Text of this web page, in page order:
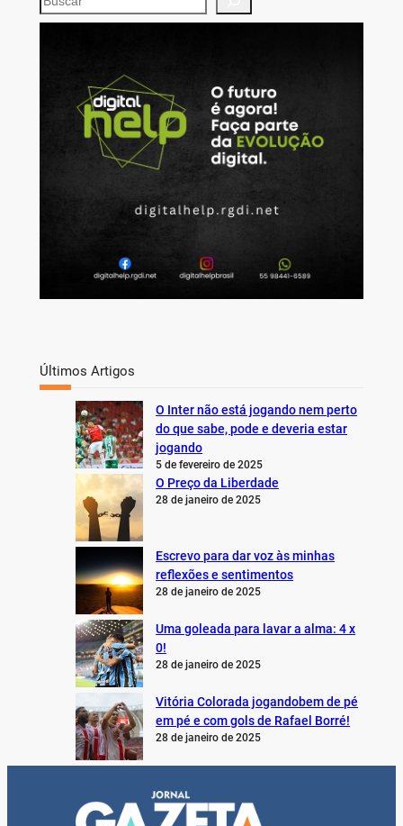
e
Últimos Artigos
O Inter não está jogando nem perto
do que sabe, pode e deveria estar
jogando
5 de fevereiro de 2025
O Preço da Liberdade
28 de janeiro de 2025
Escrevo para dar voz às minhas
reflexões e sentimentos
28 de janeiro de 2025
Uma goleada para lavar a alma: 4 x
0!
28 de janeiro de 2025
Vitória Colorada jogandobem de pé
em pé e com gols de Rafael Borré!
28 de janeiro de 2025